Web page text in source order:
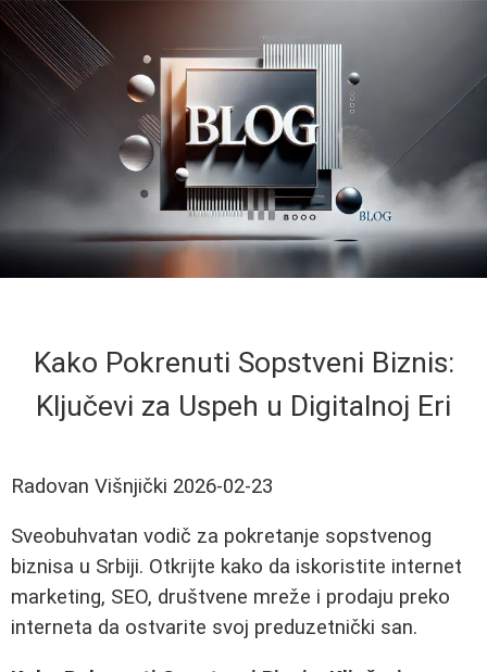
Kako Pokrenuti Sopstveni Biznis:
Ključevi za Uspeh u Digitalnoj Eri
Radovan Višnjički 2026-02-23
Sveobuhvatan vodič za pokretanje sopstvenog
biznisa u Srbiji. Otkrijte kako da iskoristite internet
marketing, SEO, društvene mreže i prodaju preko
interneta da ostvarite svoj preduzetnički san.